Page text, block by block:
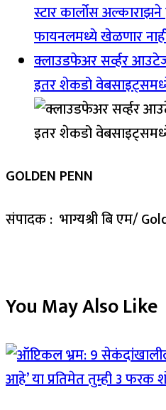
स्टार कार्लोस
फायनलमध्ये खेळणार
क्लाउडफेअर सर्व्हर
इतर शेकडो
GOLDEN PENN
संपादक : भाग्यश्री बि एम/
You May Also Like